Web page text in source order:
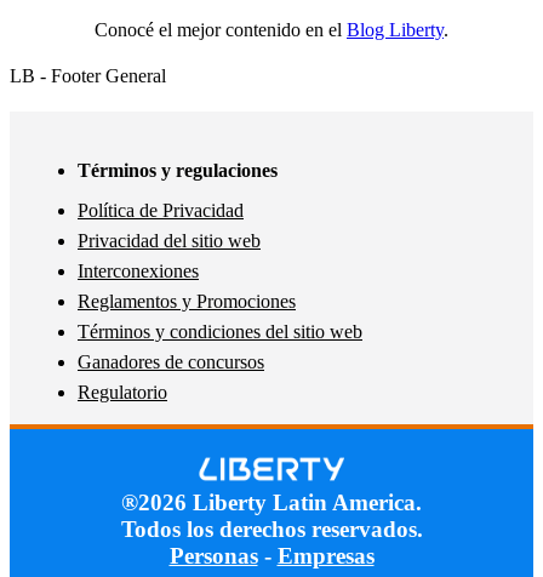
Conocé el mejor contenido en el Blog Liberty.
LB - Footer General
Términos y regulaciones
Política de Privacidad
Privacidad del sitio web
Interconexiones
Reglamentos y Promociones
Términos y condiciones del sitio web
Ganadores de concursos
Regulatorio
®2026 Liberty Latin America.
Todos los derechos reservados.
Personas- Empresas